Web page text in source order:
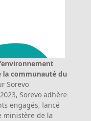
la communauté du
Sorevo
Sorevo adhère
engagés, lancé
ministère de la